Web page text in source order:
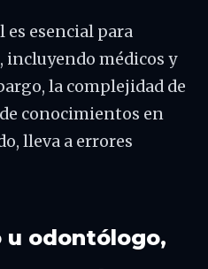
esencial para
incluyendo médicos y
la complejidad de
conocimientos en
lleva a errores
u odontólogo,